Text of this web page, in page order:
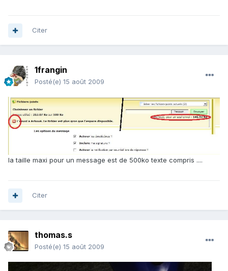
Citer
1frangin
Posté(e) 15 août 2009
la taille maxi pour un message est de 500ko texte compris ....
Citer
thomas.s
Posté(e) 15 août 2009